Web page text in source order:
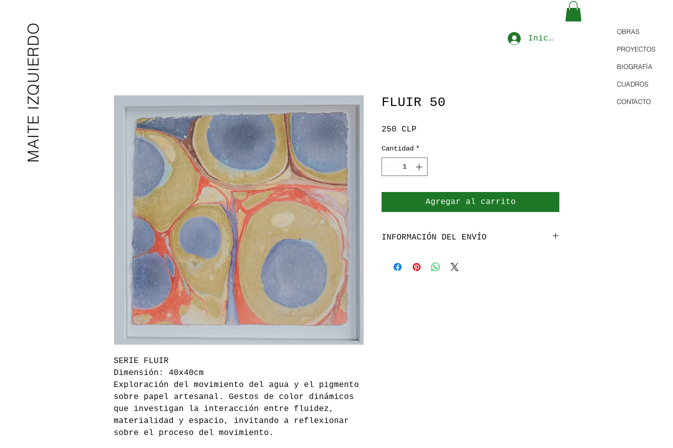
MAITE IZQUIERDO OBRAS
PROYECTOS
BIOGRAFÍA
CUADROS
CONTACTO
Iniciar sesión
SERIE FLUIR
Dimensión: 40x40cm
Exploración del movimiento del agua y el pigmento
sobre papel artesanal. Gestos de color dinámicos
que investigan la interacción entre fluidez,
materialidad y espacio, invitando a reflexionar
sobre el proceso del movimiento.
FLUIR 50
250 CLP
Cantidad *
Agregar al carrito
INFORMACIÓN DEL ENVÍO
de Santiago, Chile.